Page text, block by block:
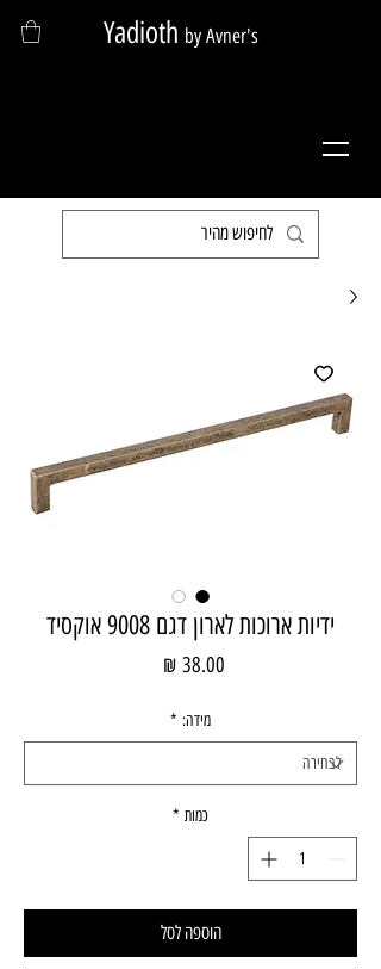
Yadioth by Avner's
ידיות ארוכות לארון דגם 9008 אוקסיד
מידה: *
כמות *
הוספה לסל